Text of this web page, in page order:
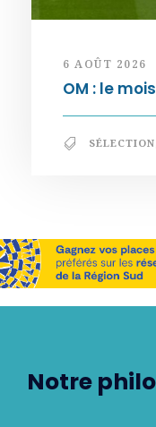
6 AOÛT 2026
OM : le
SÉLECTION
Notre